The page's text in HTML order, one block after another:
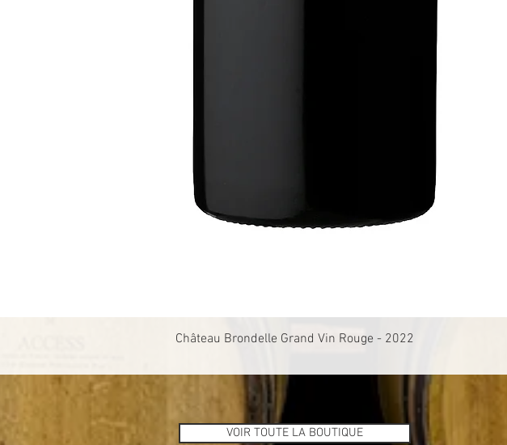
Aperçu rapide
Château Brondelle Grand Vin Rouge - 2022
VOIR TOUTE LA BOUTIQUE